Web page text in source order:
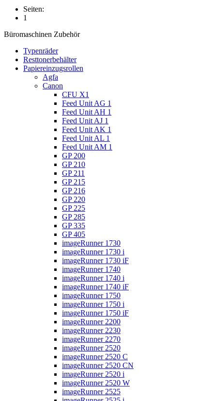
Seiten:
1
Büromaschinen Zubehör
Typenräder
Resttonerbehälter
Papiereinzugsrollen
Agfa
Canon
CFU X1
Feed Unit AG 1
Feed Unit AH 1
Feed Unit AJ 1
Feed Unit AK 1
Feed Unit AL 1
Feed Unit AM 1
GP 200
GP 210
GP 211
GP 215
GP 216
GP 220
GP 225
GP 285
GP 335
GP 405
imageRunner 1730
imageRunner 1730 i
imageRunner 1730 iF
imageRunner 1740
imageRunner 1740 i
imageRunner 1740 iF
imageRunner 1750
imageRunner 1750 i
imageRunner 1750 iF
imageRunner 2200
imageRunner 2230
imageRunner 2270
imageRunner 2520
imageRunner 2520 C
imageRunner 2520 CN
imageRunner 2520 i
imageRunner 2520 W
imageRunner 2525